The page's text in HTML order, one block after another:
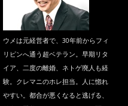
ウメは元経営者で、30年前からフィ
リピンへ通う超ベテラン。早期リタ
イア、二度の離婚、ネトゲ廃人も経
験。クレマニのホレ担当。人に惚れ
やすい。都合が悪くなると逃げる、